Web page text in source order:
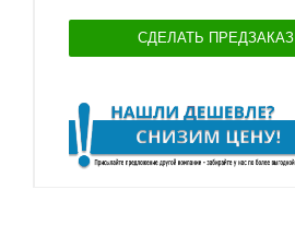
СДЕЛАТЬ ПРЕДЗАКАЗ